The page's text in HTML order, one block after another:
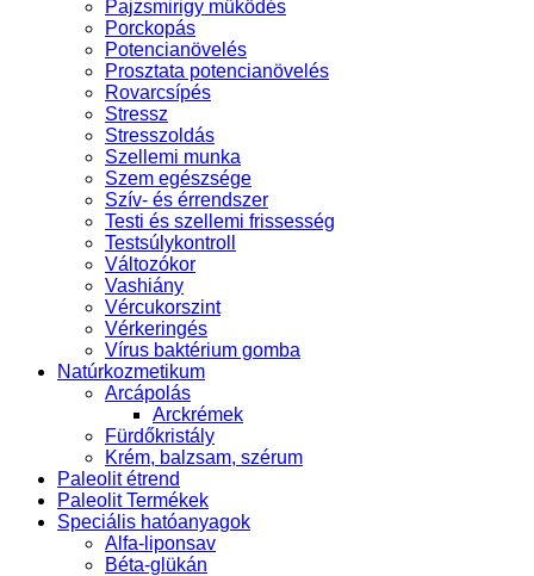
Pajzsmirigy működés
Porckopás
Potencianövelés
Prosztata potencianövelés
Rovarcsípés
Stressz
Stresszoldás
Szellemi munka
Szem egészsége
Szív- és érrendszer
Testi és szellemi frissesség
Testsúlykontroll
Változókor
Vashiány
Vércukorszint
Vérkeringés
Vírus baktérium gomba
Natúrkozmetikum
Arcápolás
Arckrémek
Fürdőkristály
Krém, balzsam, szérum
Paleolit étrend
Paleolit Termékek
Speciális hatóanyagok
Alfa-liponsav
Béta-glükán